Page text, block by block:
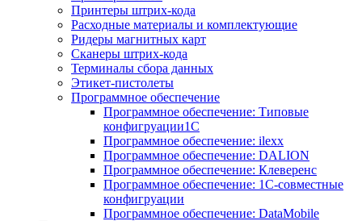
Принтеры штрих-кода
Расходные материалы и комплектующие
Ридеры магнитных карт
Сканеры штрих-кода
Терминалы сбора данных
Этикет-пистолеты
Программное обеспечение
Программное обеспечение: Типовые
конфигруации1С
Программное обеспечение: ilexx
Программное обеспечение: DALION
Программное обеспечение: Клеверенс
Программное обеспечение: 1С-совместные
конфигруации
Программное обеспечение: DataMobile